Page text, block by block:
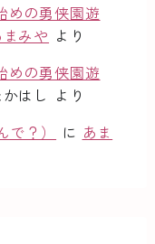
めの勇侠園遊
まみや より
めの勇侠園遊
はし より
？）
に あま